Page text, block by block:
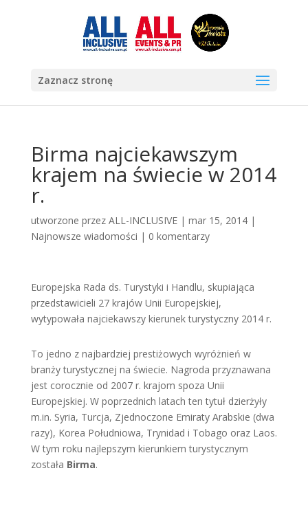
Zaznacz stronę
Birma najciekawszym
krajem na świecie w 2014
r.
utworzone przez ALL-INCLUSIVE| mar 15, 2014|
Najnowsze wiadomości | 0 komentarzy
Europejska Rada ds. Turystyki i Handlu, skupiająca
przedstawicieli 27 krajów Unii Europejskiej,
wytypowała najciekawszy kierunek turystyczny 2014 r.
To jedno z najbardziej prestiżowych wyróżnień w
branży turystycznej na świecie. Nagroda przyznawana
jest corocznie od 2007 r. krajom spoza Unii
Europejskiej. W poprzednich latach ten tytuł dzierżyły
m.in. Syria, Turcja, Zjednoczone Emiraty Arabskie (dwa
razy), Korea Południowa, Trynidad i Tobago oraz Laos.
W tym roku najlepszym kierunkiem turystycznym
została Birma.